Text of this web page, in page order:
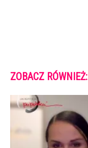
ZOBACZ RÓWNIEŻ: